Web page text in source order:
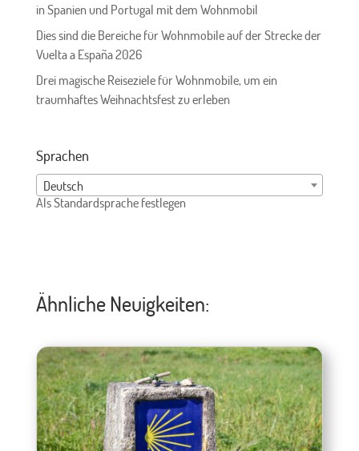
in Spanien und Portugal mit dem Wohnmobil
Dies sind die Bereiche für Wohnmobile auf der Strecke der
Vuelta a España 2026
Drei magische Reiseziele für Wohnmobile, um ein
traumhaftes Weihnachtsfest zu erleben
Sprachen
Deutsch
Als Standardsprache festlegen
Ähnliche Neuigkeiten: